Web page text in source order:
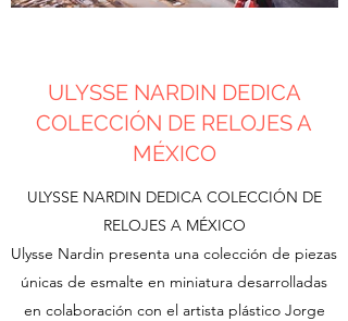
ULYSSE NARDIN DEDICA
COLECCIÓN DE RELOJES A
MÉXICO
ULYSSE NARDIN DEDICA COLECCIÓN DE
RELOJES A MÉXICO
Ulysse Nardin presenta una colección de piezas
únicas de esmalte en miniatura desarrolladas
en colaboración con el artista plástico Jorge